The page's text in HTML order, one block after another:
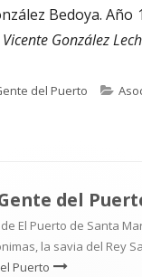
Bedoya. Año
González
del Puerto
del
El Puerto de Santa
la savia del Rey
Puerto